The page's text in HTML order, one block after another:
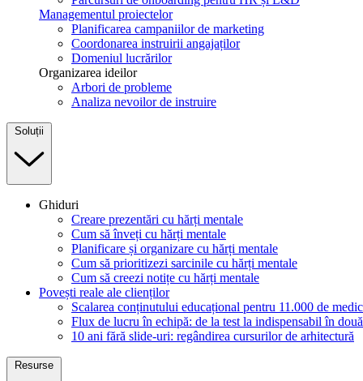
Managementul proiectelor
Planificarea campaniilor de marketing
Coordonarea instruirii angajaților
Domeniul lucrărilor
Organizarea ideilor
Arbori de probleme
Analiza nevoilor de instruire
Soluții
Ghiduri
Creare prezentări cu hărți mentale
Cum să înveți cu hărți mentale
Planificare și organizare cu hărți mentale
Cum să prioritizezi sarcinile cu hărți mentale
Cum să creezi notițe cu hărți mentale
Povești reale ale clienților
Scalarea conținutului educațional pentru 11.000 de
Flux de lucru în echipă: de la test la indispensabil în
10 ani fără slide-uri: regândirea cursurilor de arhitectură
Resurse